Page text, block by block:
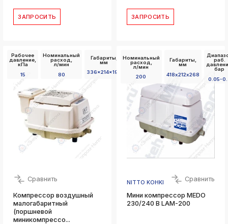
ЗАПРОСИТЬ ЗАПРОСИТЬ
Рабочее
давление,
кПа
15
Номинальный
расход,
л/мин
80
Габариты,
мм
336x214x190
Сравнить
Компрессор воздушный
малогабаритный
(поршневой
миникомпрессо...
Номинальный
расход,
л/мин
200
Габариты,
мм
418х212х268
раб.
бар
0.05-
NITTO KOHKI Сравнить
Мини компрессор MEDO
230/240 В LAM-200